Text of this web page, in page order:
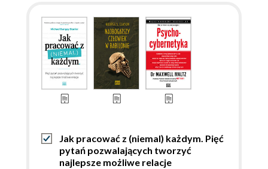
Jak pracować z (niemal) każdym. Pięć
pytań pozwalających tworzyć
najlepsze możliwe relacje